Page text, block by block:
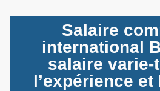
Salaire
international
salaire varie-
l’expérience